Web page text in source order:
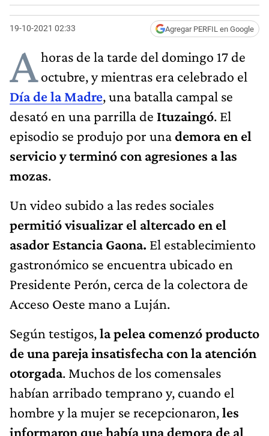
19-10-2021 02:33 Agregar PERFIL en Google
Ahoras de la tarde del domingo 17 de
octubre, y mientras era celebrado el
Día de la Madre, una batalla campal se
desató en una parrilla de Ituzaingó. El
episodio se produjo por unademora en el
servicio y terminó con agresiones a las
mozas.
Un video subido a las redes sociales
permitió visualizar el altercado en el
asador Estancia Gaona. El establecimiento
gastronómico se encuentra ubicado en
Presidente Perón, cerca de la colectora de
Acceso Oeste mano a Luján.
Según testigos,la pelea comenzó producto
de una pareja insatisfecha con la atención
otorgada. Muchos de los comensales
habían arribado temprano y, cuando el
hombre y la mujer se recepcionaron,les
informaron que había una demora de al